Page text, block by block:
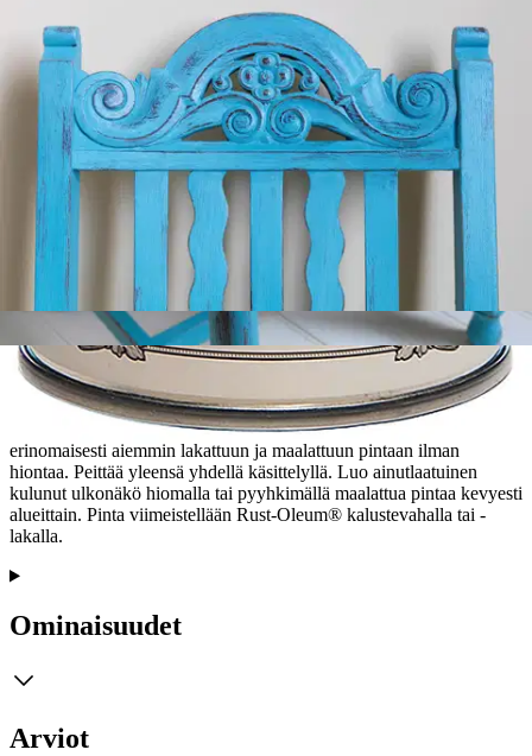
Tarkista myymäläsaatavuus
Tuotekuvaus
Tuunaa ja ehosta kalusteet Rust-Oleum® kalustemaalilla, täydellinen
tapa päivittää sekä vanhojen että uusien kalusteiden ulkonäköä.
Runsaspigmenttinen, vesiohenteinen, sileä ja mattapintainen maali
on lähes hajuton ja helposti levitettävissä keinokuitusiveltimellä tai
lyhytnukkaisella telalla suoraan pinnan päälle. Maali tarttuu
erinomaisesti aiemmin lakattuun ja maalattuun pintaan ilman
hiontaa. Peittää yleensä yhdellä käsittelyllä. Luo ainutlaatuinen
kulunut ulkonäkö hiomalla tai pyyhkimällä maalattua pintaa kevyesti
alueittain. Pinta viimeistellään Rust-Oleum® kalustevahalla tai -
lakalla.
Ominaisuudet
Arviot